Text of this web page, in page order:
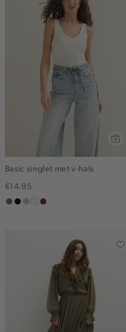
Basic singlet met v-hals
€14.95
middenbruin
zwartlichtzand
wit,bordeaux